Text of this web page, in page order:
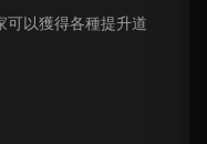
可以獲得各種提升道